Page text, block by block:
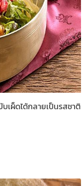
เผ็ดได้กลายเป็นรสชาติ